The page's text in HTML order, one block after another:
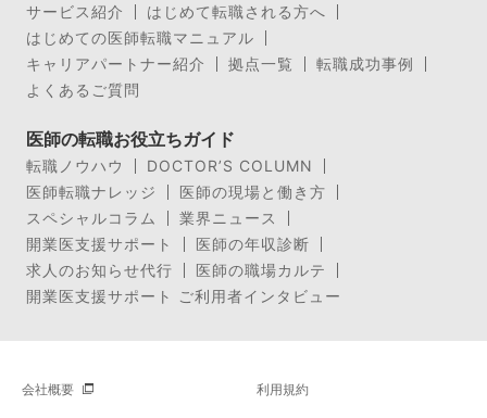
サービス紹介
はじめて転職される方へ
はじめての医師転職マニュアル
キャリアパートナー紹介
拠点一覧
転職成功事例
よくあるご質問
医師の転職お役立ちガイド
転職ノウハウ
DOCTOR’S COLUMN
医師転職ナレッジ
医師の現場と働き方
スペシャルコラム
業界ニュース
開業医支援サポート
医師の年収診断
求人のお知らせ代行
医師の職場カルテ
開業医支援サポート ご利用者インタビュー
会社概要 利用規約